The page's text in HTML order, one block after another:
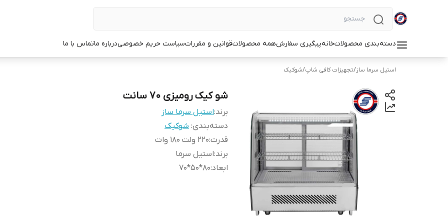
دسته‌بندی محصولاتخانهپیگیری سفارشهمه محصولاتقوانین و مقرراتسیاست حریم خصوصیدرباره ماتماس با ما
استیل سرما ساز/تجهیزات کافی شاپ/شوکیک
شو کیک رومیزی 70 سانت
برند:استیل سرما ساز
دسته‌بندی: شوکیک
قدرت:220 ولت 180 وات
برند:استیل سرما
ابعاد:
80*50*70